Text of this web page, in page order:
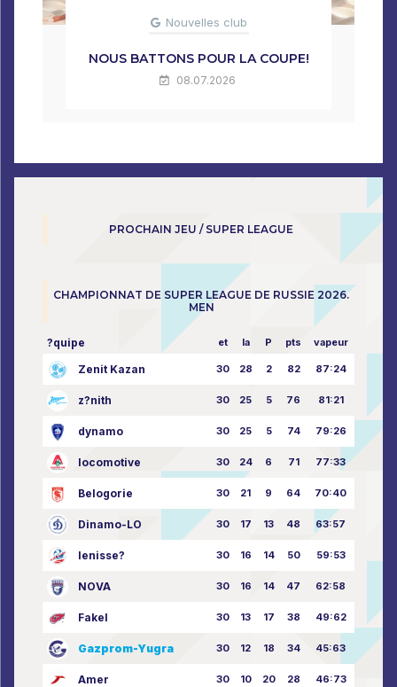
Nouvelles club
NOUS BATTONS POUR LA COUPE!
08.07.2026
PROCHAIN JEU / SUPER LEAGUE
CHAMPIONNAT DE SUPER LEAGUE DE RUSSIE 2026.
MEN
?quipe et la P pts vapeur
Zenit Kazan 30 28 2 82 87:24
z?nith 30 25 5 76 81:21
dynamo 30 25 5 74 79:26
locomotive 30 24 6 71 77:33
Belogorie 30 21 9 64 70:40
Dinamo-LO 30 17 13 48 63:57
Ienisse? 30 16 14 50 59:53
NOVA 30 16 14 47 62:58
Fakel 30 13 17 38 49:62
Gazprom-Yugra 30 12 18 34 45:63
Amer 30 10 20 28 46:73